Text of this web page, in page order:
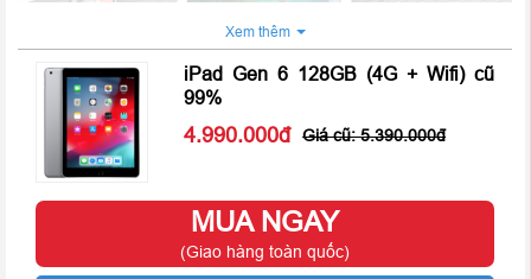
iPad Gen 6 128GB 4G + Wifi cũ 99% sở hữu thiết kế kim loại
nguyên khối sang trọng, các chi tiết được là rất tỉ mỉ và trau
truốt. Máy cho cảm giác cầm nắm thoải mái nhờ các góc cạnh
được bo cong mềm mại cùng với mặt lưng được làm cong để
hạn chế bị cấn tay khi cầm.
Xem thêm
iPad Gen 6 128GB (4G + Wifi) cũ
99%
4.990.000 5.390.000
MUA NGAY
(Giao hàng toàn quốc)